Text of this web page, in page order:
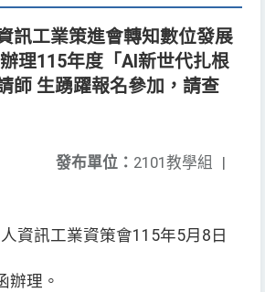
訊工業策進會轉知數位發展
理115年度「AI新世代扎根
師 生踴躍報名參加，請查
發布單位： 2101教學組 |
資訊工業資策會115年5月8日
辦理。